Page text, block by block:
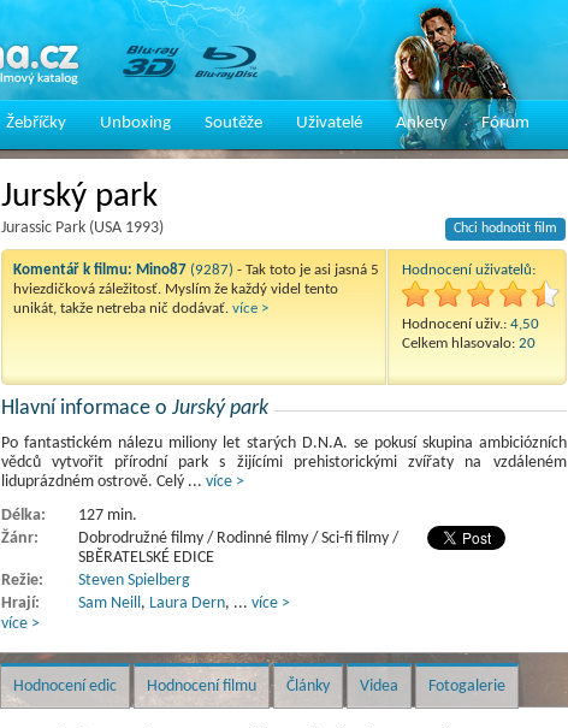
Žebříčky Unboxing Soutěže Uživatelé Ankety Fórum
Jurský park
Jurassic Park (USA 1993) Chci hodnotit film
Komentář k filmu: Mino87 (9287) - Tak toto je asi jasná 5
hviezdičková záležitosť. Myslím že každý videl tento
unikát, takže netreba nič dodávať. více >
Hodnocení uživatelů:
Hodnocení uživ.: 4,50
Celkem hlasovalo: 20
Hlavní informace o Jurský park
Po fantastickém nálezu miliony let starých D.N.A. se pokusí skupina ambiciózních
vědců vytvořit přírodní park s žijícími prehistorickými zvířaty na vzdáleném
liduprázdném ostrově. Celý ... více >
Délka:
127 min.
Žánr:
Dobrodružné filmy / Rodinné filmy / Sci-fi filmy /
SBĚRATELSKÉ EDICE
Režie:
Steven Spielberg
Hrají:
Sam Neill , Laura Dern, ... více >
více >
Hodnocení edic Hodnocení filmu Články Videa Fotogalerie